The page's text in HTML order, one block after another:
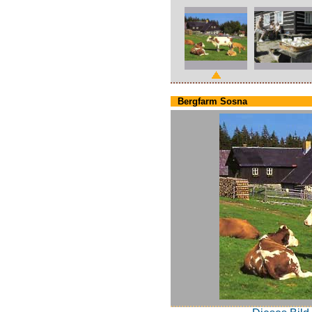
Bergfarm Sosna